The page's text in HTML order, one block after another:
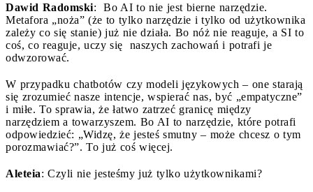
Dawid Radomski: Bo AI to nie jest bierne narzędzie.
Metafora „noża” (że to tylko narzędzie i tylko od użytkownika
zależy co się stanie) już nie działa. Bo nóż nie reaguje, a SI to
coś, co reaguje, uczy się naszych zachowań i potrafi je
odwzorować.
W przypadku chatbotów czy modeli językowych – one starają
się zrozumieć nasze intencje, wspierać nas, być „empatyczne”
i miłe. To sprawia, że łatwo zatrzeć granicę między
narzędziem a towarzyszem. Bo AI to narzędzie, które potrafi
odpowiedzieć: „Widzę, że jesteś smutny – może chcesz o tym
porozmawiać?”. To już coś więcej.
Aleteia: Czyli nie jesteśmy już tylko użytkownikami?